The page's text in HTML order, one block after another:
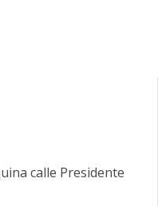
calle Presidente